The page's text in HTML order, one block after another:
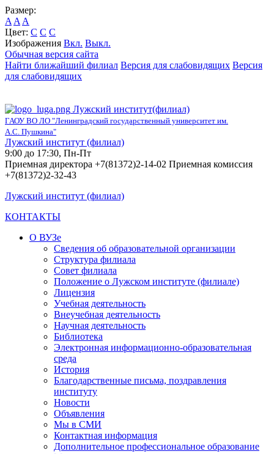
Размер:
A A A
Цвет: C C C
Изображения Вкл. Выкл.
Обычная версия сайта
Найти ближайший филиал Версия для слабовидящих Версия
для слабовидящих
Лужский институт(филиал)
ГАОУ ВО ЛО "Ленинградский государственный университет им.
А.С. Пушкина"
Лужский институт (филиал)
9:00 до 17:30, Пн-Пт
Приемная директора +7(81372)2-14-02 Приемная комиссия
+7(81372)2-32-43
Лужский институт (филиал)
КОНТАКТЫ
О ВУЗе
Сведения об образовательной организации
Структура филиала
Совет филиала
Положение о Лужском институте (филиале)
Лицензия
Учебная деятельность
Внеучебная деятельность
Научная деятельность
Библиотека
Электронная информационно-образовательная
среда
История
Благодарственные письма, поздравления
институту
Новости
Объявления
Мы в СМИ
Контактная информация
Дополнительное профессиональное образование